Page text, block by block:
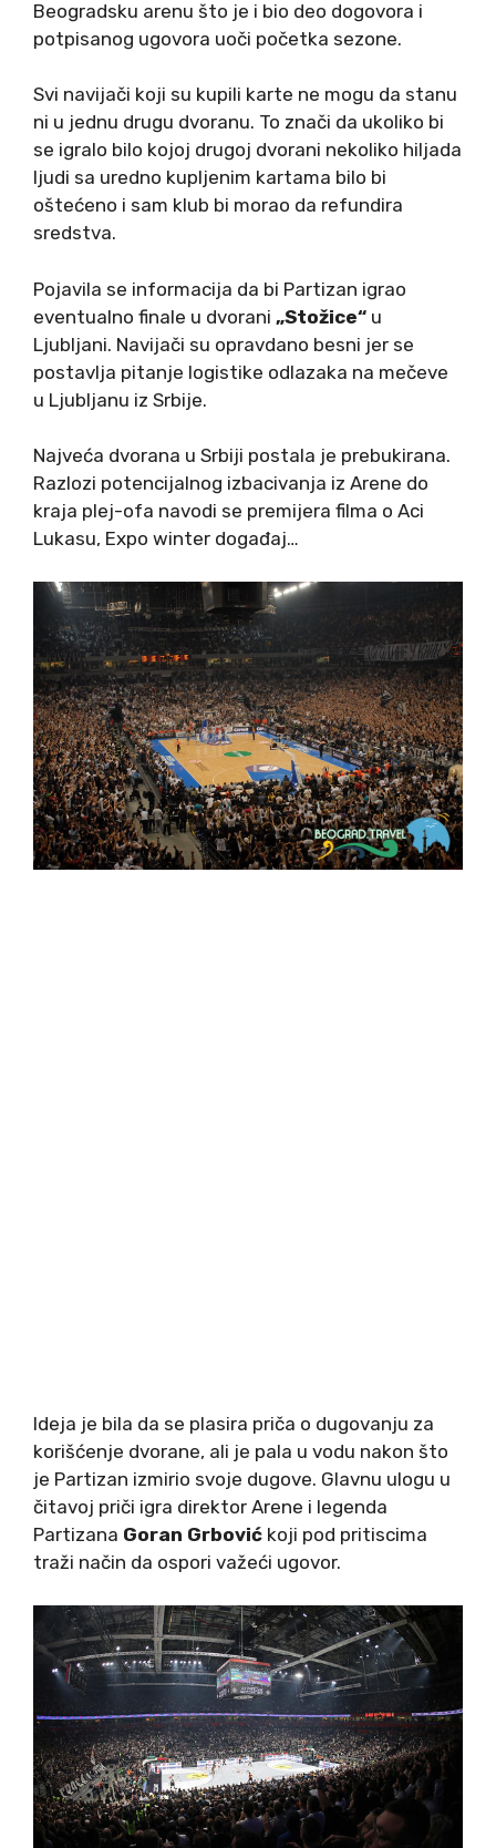
Beogradsku arenu što je i bio deo dogovora i
potpisanog ugovora uoči početka sezone.
Svi navijači koji su kupili karte ne mogu da stanu
ni u jednu drugu dvoranu. To znači da ukoliko bi
se igralo bilo kojoj drugoj dvorani nekoliko hiljada
ljudi sa uredno kupljenim kartama bilo bi
oštećeno i sam klub bi morao da refundira
sredstva.
Pojavila se informacija da bi Partizan igrao
eventualno finale u dvorani „Stožice“ u
Ljubljani. Navijači su opravdano besni jer se
postavlja pitanje logistike odlazaka na mečeve
u Ljubljanu iz Srbije.
Najveća dvorana u Srbiji postala je prebukirana.
Razlozi potencijalnog izbacivanja iz Arene do
kraja plej-ofa navodi se premijera filma o Aci
Lukasu, Expo winter događaj…
Ideja je bila da se plasira priča o dugovanju za
korišćenje dvorane, ali je pala u vodu nakon što
je Partizan izmirio svoje dugove. Glavnu ulogu u
čitavoj priči igra direktor Arene i legenda
Partizana Goran Grbović koji pod pritiscima
traži način da ospori važeći ugovor.